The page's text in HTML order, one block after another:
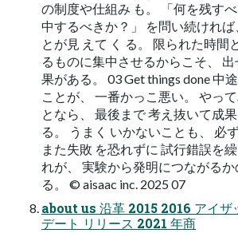
の制度や仕組み も。 「何を残す
中するべきか？」 を問い続ければ
とが見 えて く る。 限られた時間
るものに集中させるからこそ、
果がある。 03 Get things done 中
ことが、 一番かっこ悪い。 やっ
となら、 最後まで 考え抜いて成
る。 うまく いかないことも、 必
また失敗 を恐れずに 試行錯誤を
れが、 実験から発明につながる
る。 © aisaac inc. 2025 07
about us 沿革 2015 2016 アイザ
デート リリース 2021 年商